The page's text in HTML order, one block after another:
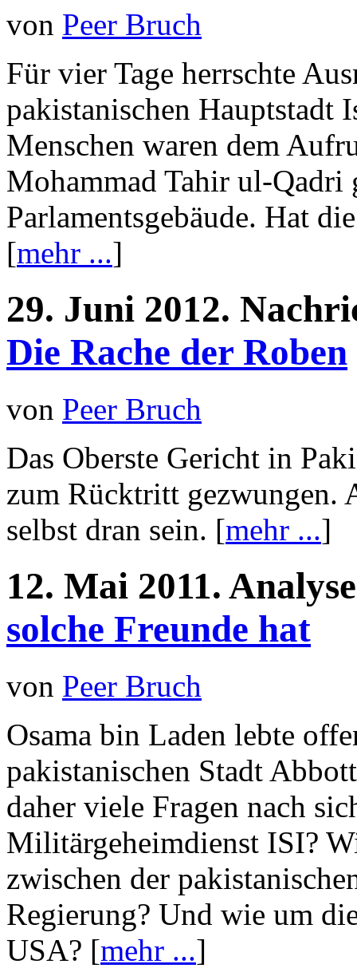
von Peer Bruch
Für vier Tage herrschte
pakistanischen Hauptstadt
Menschen waren dem
Mohammad Tahir ul-Qadri
Parlamentsgebäude. Hat
[mehr ...]
29. Juni 2012.
Die Rache der Roben
von Peer Bruch
Das Oberste Gericht in
zum Rücktritt gezwungen.
selbst dran sein. [mehr ...]
12. Mai 2011.
solche Freunde hat
von Peer Bruch
Osama bin Laden lebte
pakistanischen Stadt
daher viele Fragen nach
Militärgeheimdienst ISI?
zwischen der
Regierung? Und wie um
USA? [mehr ...]